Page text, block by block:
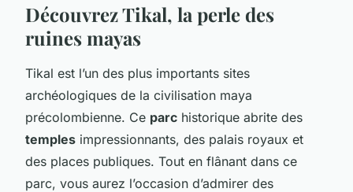
Découvrez Tikal, la perle des
ruines mayas
Tikal est l’un des plus importants sites
archéologiques de la civilisation maya
précolombienne. Ce parc historique abrite des
temples impressionnants, des palais royaux et
des places publiques. Tout en flânant dans ce
parc, vous aurez l’occasion d’admirer des